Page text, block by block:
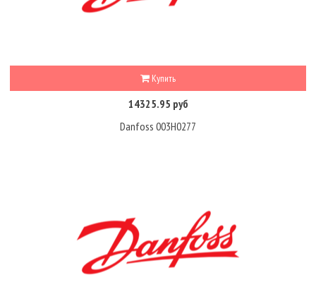
Купить
14325.95 руб
Danfoss 003H0277